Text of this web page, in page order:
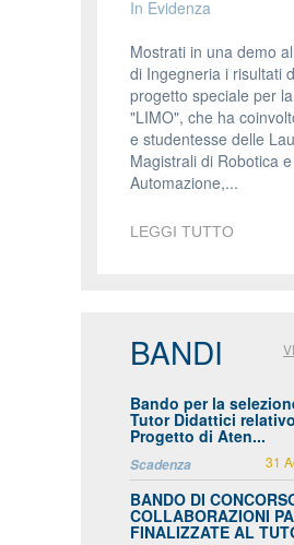
In Evidenza
Mostrati in una demo
di Ingegneria i risultati
progetto speciale per
"LIMO", che ha
e studentesse delle
Magistrali di Robotica e
Automazione,...
LEGGI TUTTO
BANDI
Bando per la
Tutor Didattici
Progetto di Aten...
Scadenza 31
BANDO DI
COLLABORAZIONI
FINALIZZATE AL